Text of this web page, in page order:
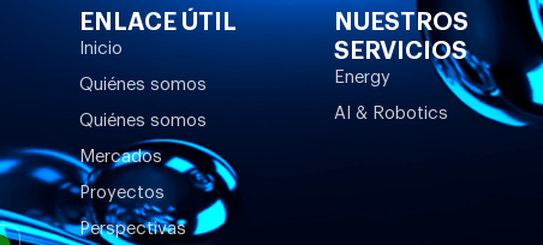
ENLACE ÚTIL
Inicio
Quiénes somos
Quiénes somos
Mercados
Proyectos
Perspectivas
NUESTROS
SERVICIOS
Energy
AI & Robotics